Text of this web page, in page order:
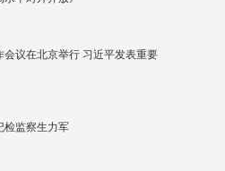
会议在北京举行 习近平发表重要
检监察生力军